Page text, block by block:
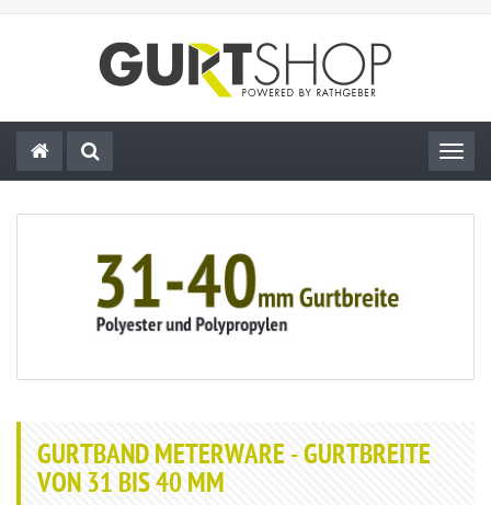
GURTBAND METERWARE - GURTBREITE
VON 31 BIS 40 MM